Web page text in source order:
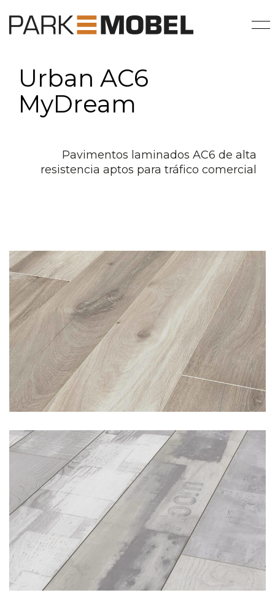
Urban AC6
MyDream
Pavimentos laminados AC6 de alta
resistencia aptos para tráfico comercial